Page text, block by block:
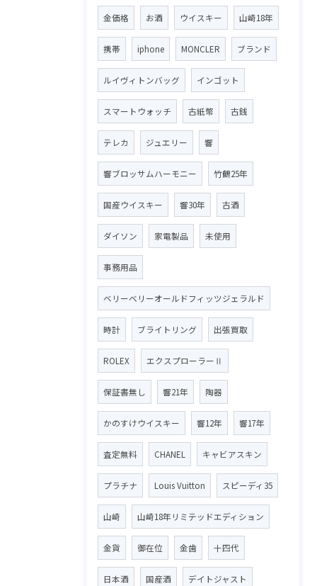
金価格 お酒 ウイスキー 山崎18年
携帯 iphone MONCLER ブランド
ルイヴィトンバッグ インゴット
スマートウォッチ 古紙幣 古銭
テレカ ジュエリー 響
響ブロッサムハーモニー 竹鶴25年
国産ウイスキー 響30年 古酒
ダイソン 家電製品 未使用
事務用品
ベリーベリーオールドフィッツジェラルド
時計 ブライトリング 出張買取
ROLEX エクスプローラーⅡ
保証書無し 響21年 陶器
かのすけウイスキー 響12年 響17年
査定無料 CHANEL キャビアスキン
プラチナ Louis Vuitton スピーディ35
山崎 山崎18年リミテッドエディション
金貨 御在位 金歯 十四代
日本酒 国産酒 デイトジャスト